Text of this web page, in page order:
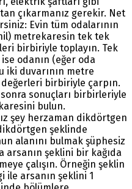
çıkarmanız gerekir. Net
Evin tüm odalarının
metrekaresin tek tek
birbiriyle toplayın. Tek
odanın (eğer oda
iki duvarının metre
birbiriyle çarpın.
sonuçları birbirleriyle
bulun.
şey herzaman dikdörtgen
şeklinde
alanını bulmak şüphesiz
arsanın şeklini bir kağıda
çalışın. Örneğin şeklin
ile arsanın şeklini 1